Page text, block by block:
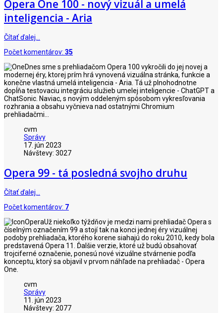
Opera One 100 - nový vizuál a umelá
inteligencia - Aria
Čítať ďalej…
Počet komentárov: 35
Dnes sme s prehliadačom Opera 100 vykročili do jej novej a
modernej éry, ktorej prím hrá vynovená vizuálna stránka, funkcie a
konečne vlastná umelá inteligencia - Aria. Tá už plnohodnotne
dopĺňa testovaciu integráciu služieb umelej inteligencie - ChatGPT a
ChatSonic. Naviac, s novým oddeleným spôsobom vykresľovania
rozhrania a obsahu vyčnieva nad ostatnými Chromium
prehliadačmi...
cvm
Správy
17. jún 2023
Návštevy: 3027
Opera 99 - tá posledná svojho druhu
Čítať ďalej…
Počet komentárov: 7
Už niekoľko týždňov je medzi nami prehliadač Opera s
číselným označením 99 a stojí tak na konci jednej éry vizuálnej
podoby prehliadača, ktorého korene siahajú do roku 2010, kedy bola
predstavená Opera 11. Ďalšie verzie, ktoré už budú obsahovať
trojciferné označenie, ponesú nové vizuálne stvárnenie podľa
konceptu, ktorý sa objavil v prvom náhľade na prehliadač - Opera
One.
cvm
Správy
11. jún 2023
Návštevy: 2077